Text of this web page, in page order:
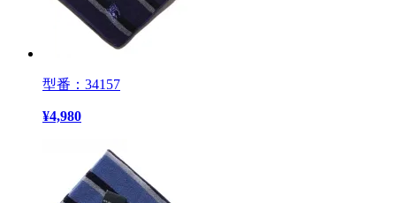
型番：34157
¥4,980